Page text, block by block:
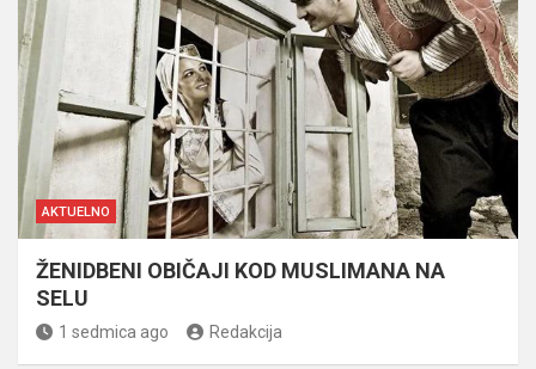
AKTUELNO
ŽENIDBENI OBIČAJI KOD MUSLIMANA NA
SELU
1 sedmica ago Redakcija